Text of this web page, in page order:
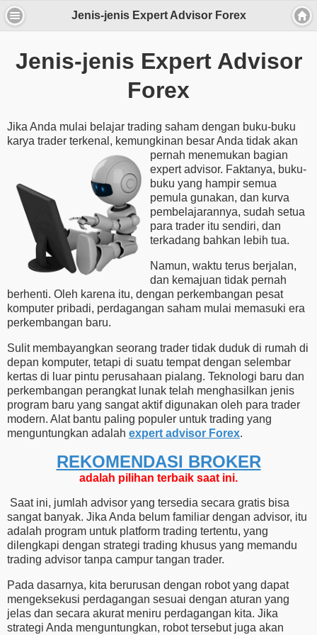
Jenis-jenis Expert Advisor Forex
Jenis-jenis Expert Advisor
Forex
Jika Anda mulai belajar trading saham dengan buku-buku
karya trader terkenal, kemungkinan besar Anda tidak akan
pernah menemukan bagian
expert advisor. Faktanya, buku-
buku yang hampir semua
pemula gunakan, dan kurva
pembelajarannya, sudah setua
para trader itu sendiri, dan
terkadang bahkan lebih tua.
Namun, waktu terus berjalan,
dan kemajuan tidak pernah
berhenti. Oleh karena itu, dengan perkembangan pesat
komputer pribadi, perdagangan saham mulai memasuki era
perkembangan baru.
Sulit membayangkan seorang trader tidak duduk di rumah di
depan komputer, tetapi di suatu tempat dengan selembar
kertas di luar pintu perusahaan pialang. Teknologi baru dan
perkembangan perangkat lunak telah menghasilkan jenis
program baru yang sangat aktif digunakan oleh para trader
modern. Alat bantu paling populer untuk trading yang
menguntungkan adalah expert advisor Forex.
REKOMENDASI ​​BROKER
adalah pilihan terbaik saat ini.
Saat ini, jumlah advisor yang tersedia secara gratis bisa
sangat banyak. Jika Anda belum familiar dengan advisor, itu
adalah program untuk platform trading tertentu, yang
dilengkapi dengan strategi trading khusus yang memandu
trading advisor tanpa campur tangan trader.
Pada dasarnya, kita berurusan dengan robot yang dapat
mengeksekusi perdagangan sesuai dengan aturan yang
jelas dan secara akurat meniru perdagangan kita. Jika
strategi Anda menguntungkan, robot tersebut juga akan